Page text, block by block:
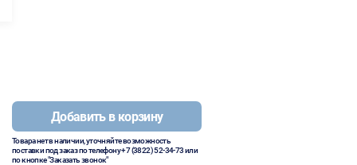
Добавить в корзину
Товара нет в наличии, уточняйте возможность
поставки под заказ по телефону+7 (3822) 52-34-73или
по кнопке "Заказать звонок"